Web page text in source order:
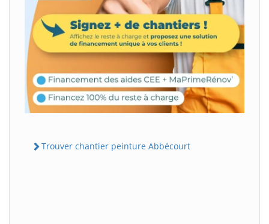
Trouver chantier peinture Abbécourt